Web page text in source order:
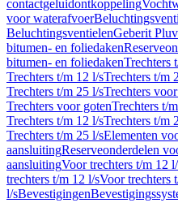
contactgeluidontkoppeling
voor waterafvoer
BeluchtingsventielenGeberit
bitumen- en foliedaken
bitumen- en foliedakenTrechters
Trechters t/m 12 l/sTrechters t/m
Trechters t/m 25 l/sTrechters
Trechters voor gotenTrechters t/
Trechters t/m 12 l/sTrechters t/m
Trechters t/m 25 l/sElementen
aansluitingReserveonderdelen
aansluitingVoor trechters t/m 12
trechters t/m 12 l/sVoor trechters
l/sBevestigingen